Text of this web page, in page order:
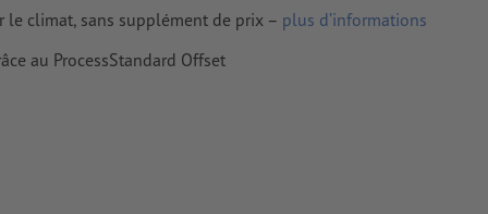
à une
climat, sans supplément de prix – plus d’informations
au ProcessStandard Offset